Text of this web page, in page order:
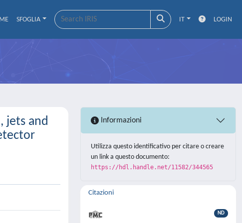
SFOGLIA IT LOGIN
jets and
Informazioni
Utilizza questo identificativo per citare o creare
un link a questo documento:
https://hdl.handle.net/11582/344565
Citazioni
ND